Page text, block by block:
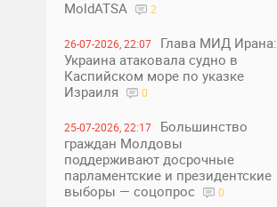
MoldATSA
2
26-07-2026, 22:07
Глава МИД Ирана:
Украина атаковала судно в
Каспийском море по указке
Израиля
0
25-07-2026, 22:17
Большинство
граждан Молдовы
поддерживают досрочные
парламентские и президентские
выборы — соцопрос
0